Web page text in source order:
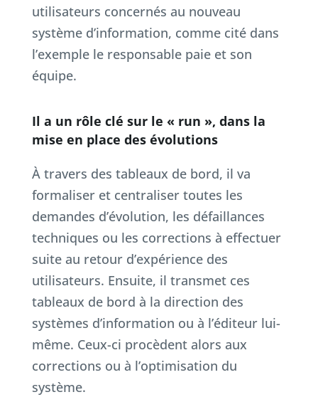
utilisateurs concernés au nouveau
système d’information, comme cité dans
l’exemple le responsable paie et son
équipe.
Il a un rôle clé sur le « run », dans la
mise en place des évolutions
À travers des tableaux de bord, il va
formaliser et centraliser toutes les
demandes d’évolution, les défaillances
techniques ou les corrections à effectuer
suite au retour d’expérience des
utilisateurs. Ensuite, il transmet ces
tableaux de bord à la direction des
systèmes d’information ou à l’éditeur lui-
même. Ceux-ci procèdent alors aux
corrections ou à l’optimisation du
système.